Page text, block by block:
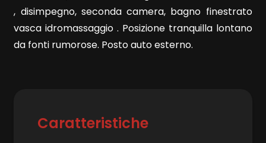
, disimpegno, seconda camera, bagno finestrato
vasca idromassaggio . Posizione tranquilla lontano
da fonti rumorose. Posto auto esterno.
Caratteristiche
Locali
minimi
Qualsiasi